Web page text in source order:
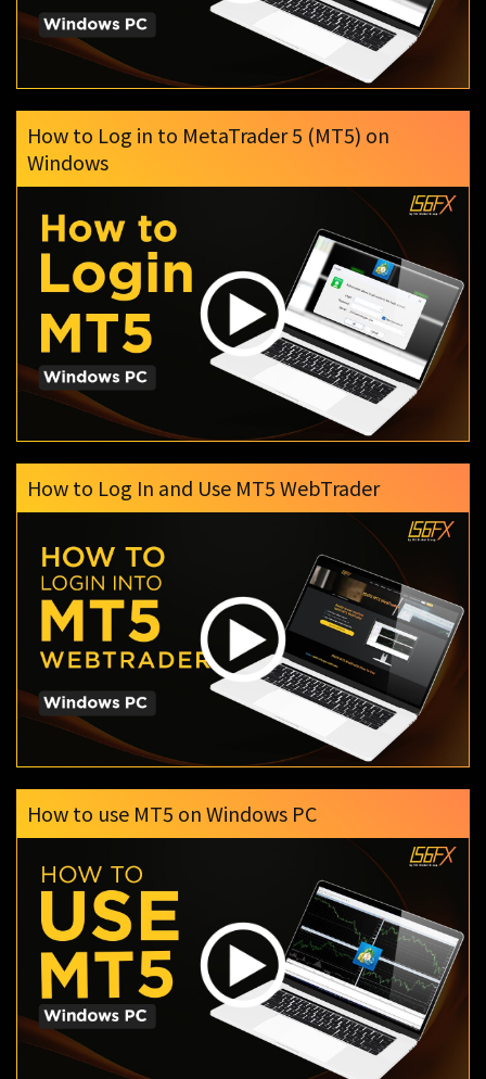
How to Log in to MetaTrader 5 (MT5) on
Windows
How to Log In and Use MT5 WebTrader
How to use MT5 on Windows PC